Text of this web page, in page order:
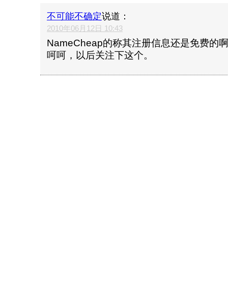
不可能不确定说道：
2010年06月12日 10:43
NameCheap的称其注册信息还是免费的
呵呵，以后关注下这个。